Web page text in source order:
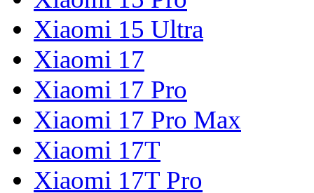
Xiaomi 15 Ultra
Xiaomi 17
Xiaomi 17 Pro
Xiaomi 17 Pro Max
Xiaomi 17T
Xiaomi 17T Pro